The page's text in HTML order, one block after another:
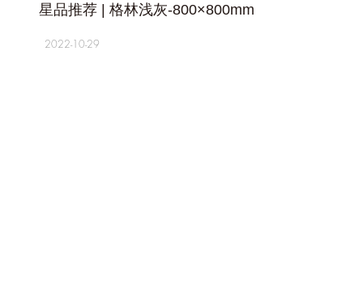
星品推荐 | 格林浅灰-800×800mm
2022-10-29